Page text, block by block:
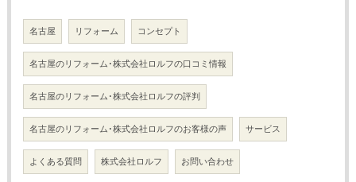
名古屋 リフォーム コンセプト
名古屋のリフォーム･株式会社ロルフの口コミ情報
名古屋のリフォーム･株式会社ロルフの評判
名古屋のリフォーム･株式会社ロルフのお客様の声 サービス
よくある質問 株式会社ロルフ お問い合わせ